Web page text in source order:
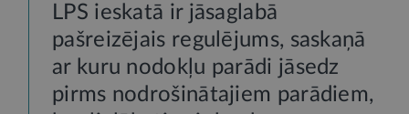
LPS ieskatā ir jāsaglabā
pašreizējais regulējums, saskaņā
ar kuru nodokļu parādi jāsedz
pirms nodrošinātajiem parādiem,